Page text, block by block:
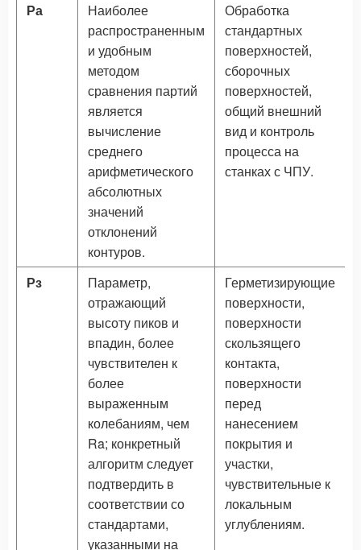
Ра
Наиболее
распространенным
и удобным
методом
сравнения партий
является
вычисление
среднего
арифметического
абсолютных
значений
отклонений
контуров.
Обработка
стандартных
поверхностей,
сборочных
поверхностей,
общий внешний
вид и контроль
процесса на
станках с ЧПУ.
Рз
Параметр,
отражающий
высоту пиков и
впадин, более
чувствителен к
более
выраженным
колебаниям, чем
Ra; конкретный
алгоритм следует
подтвердить в
соответствии со
стандартами,
указанными на
Герметизирующие
поверхности,
поверхности
скользящего
контакта,
поверхности
перед
нанесением
покрытия и
участки,
чувствительные к
локальным
углублениям.